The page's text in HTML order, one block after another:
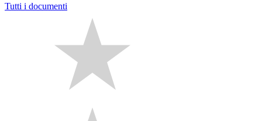
Tutti i documenti